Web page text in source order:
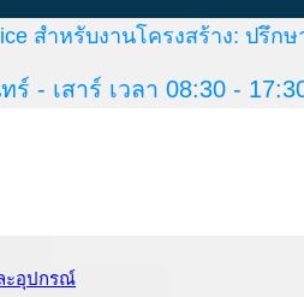
สำหรับงานโครงสร้าง: ปรึ
ร์ - เสาร์ เวลา 08:30 -
ะอุปกรณ์